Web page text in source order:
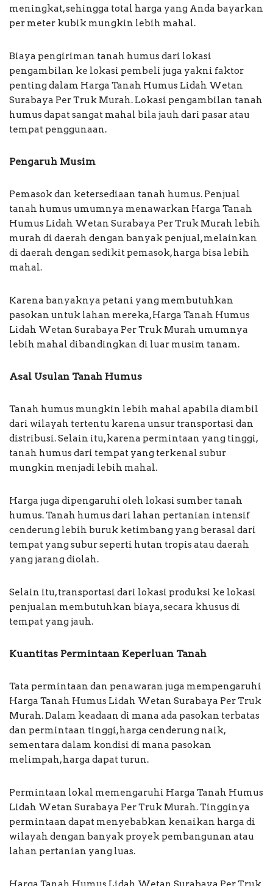
meningkat, sehingga total harga yang Anda bayarkan
per meter kubik mungkin lebih mahal.
Biaya pengiriman tanah humus dari lokasi
pengambilan ke lokasi pembeli juga yakni faktor
penting dalam Harga Tanah Humus Lidah Wetan
Surabaya Per Truk Murah. Lokasi pengambilan tanah
humus dapat sangat mahal bila jauh dari pasar atau
tempat penggunaan.
Pengaruh Musim
Pemasok dan ketersediaan tanah humus. Penjual
tanah humus umumnya menawarkan Harga Tanah
Humus Lidah Wetan Surabaya Per Truk Murah lebih
murah di daerah dengan banyak penjual, melainkan
di daerah dengan sedikit pemasok, harga bisa lebih
mahal.
Karena banyaknya petani yang membutuhkan
pasokan untuk lahan mereka, Harga Tanah Humus
Lidah Wetan Surabaya Per Truk Murah umumnya
lebih mahal dibandingkan di luar musim tanam.
Asal Usulan Tanah Humus
Tanah humus mungkin lebih mahal apabila diambil
dari wilayah tertentu karena unsur transportasi dan
distribusi. Selain itu, karena permintaan yang tinggi,
tanah humus dari tempat yang terkenal subur
mungkin menjadi lebih mahal.
Harga juga dipengaruhi oleh lokasi sumber tanah
humus. Tanah humus dari lahan pertanian intensif
cenderung lebih buruk ketimbang yang berasal dari
tempat yang subur seperti hutan tropis atau daerah
yang jarang diolah.
Selain itu, transportasi dari lokasi produksi ke lokasi
penjualan membutuhkan biaya, secara khusus di
tempat yang jauh.
Kuantitas Permintaan Keperluan Tanah
Tata permintaan dan penawaran juga mempengaruhi
Harga Tanah Humus Lidah Wetan Surabaya Per Truk
Murah. Dalam keadaan di mana ada pasokan terbatas
dan permintaan tinggi, harga cenderung naik,
sementara dalam kondisi di mana pasokan
melimpah, harga dapat turun.
Permintaan lokal memengaruhi Harga Tanah Humus
Lidah Wetan Surabaya Per Truk Murah. Tingginya
permintaan dapat menyebabkan kenaikan harga di
wilayah dengan banyak proyek pembangunan atau
lahan pertanian yang luas.